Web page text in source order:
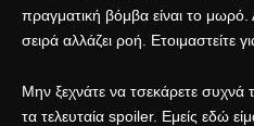
πραγματική βόμβα είναι το μωρό.
σειρά αλλάζει ροή. Ετοιμαστείτε
Μην ξεχνάτε να τσεκάρετε συχνά
τα τελευταία spoiler. Εμείς εδώ